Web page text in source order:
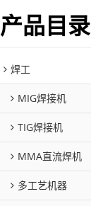
产品目录
焊工
MIG焊接机
TIG焊接机
MMA直流焊机
多工艺机器